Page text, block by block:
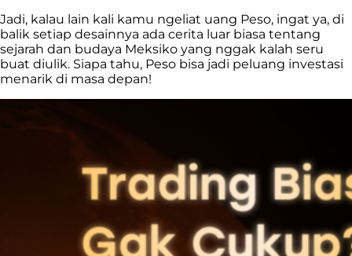
Jadi, kalau lain kali kamu ngeliat uang Peso, ingat ya, di
balik setiap desainnya ada cerita luar biasa tentang
sejarah dan budaya Meksiko yang nggak kalah seru
buat diulik. Siapa tahu, Peso bisa jadi peluang investasi
menarik di masa depan!